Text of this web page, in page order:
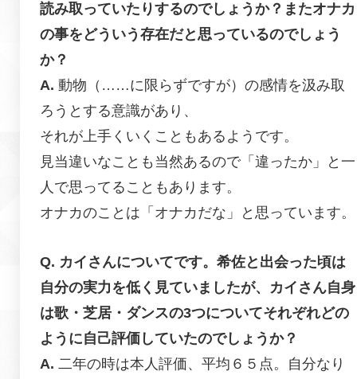
読み取っていたりするのでしょうか？またオナカ
の事をどういう存在だと思っているのでしょう
か？
動物（……に限らずですが）の感情を汲み取
ろうとする意識があり、
それが上手くいくこともあるようです。
見当違いなことも当然あるので「違ったか」と一
人で思ってることもあります。
オナカのことは「オナカだな」と思っています。
カイさんについてです。希佐と出会った頃は
自分の実力を低く見ていましたが、カイさん自身
は歌・芝居・ダンスの3つについてそれぞれどの
ように自己評価していたのでしょうか？
二年の時は本人評価、平均６５点。自分なり